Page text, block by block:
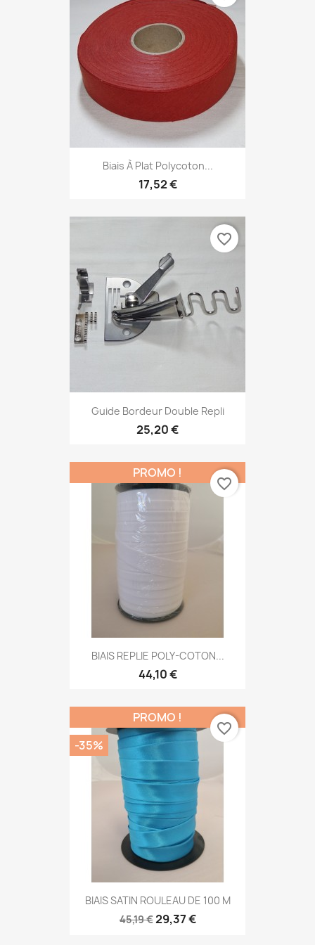
Biais À Plat Polycoton...
17,52 €
Guide Bordeur Double Repli
25,20 €
favorite_border
BIAIS REPLIE POLY-COTON...
44,10 €
PROMO !
favorite_border
BIAIS SATIN ROULEAU DE 100 M
45,19 €29,37 €
PROMO !
-35%
favorite_border